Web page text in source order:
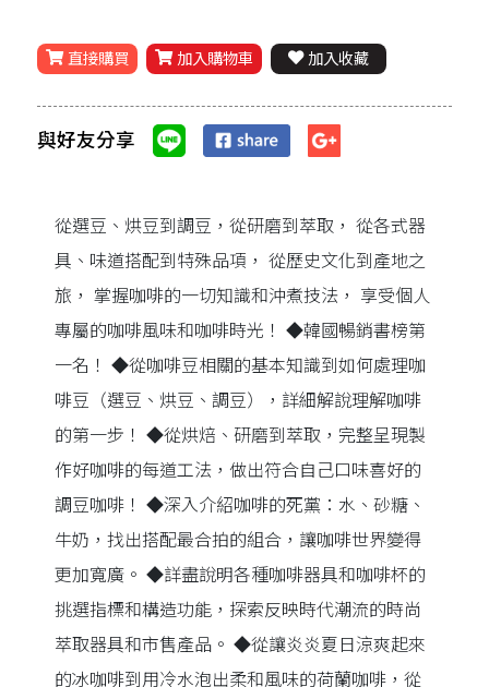
直接購買 加入購物車 加入收藏
與好友分享
從選豆、烘豆到調豆，從研磨到萃取， 從各式器
具、味道搭配到特殊品項， 從歷史文化到產地之
旅， 掌握咖啡的一切知識和沖煮技法， 享受個人
專屬的咖啡風味和咖啡時光！ ◆韓國暢銷書榜第
一名！ ◆從咖啡豆相關的基本知識到如何處理咖
啡豆（選豆、烘豆、調豆），詳細解說理解咖啡
的第一步！ ◆從烘焙、研磨到萃取，完整呈現製
作好咖啡的每道工法，做出符合自己口味喜好的
調豆咖啡！ ◆深入介紹咖啡的死黨：水、砂糖、
牛奶，找出搭配最合拍的組合，讓咖啡世界變得
更加寬廣。 ◆詳盡說明各種咖啡器具和咖啡杯的
挑選指標和構造功能，探索反映時代潮流的時尚
萃取器具和市售產品。 ◆從讓炎炎夏日涼爽起來
的冰咖啡到用冷水泡出柔和風味的荷蘭咖啡，從